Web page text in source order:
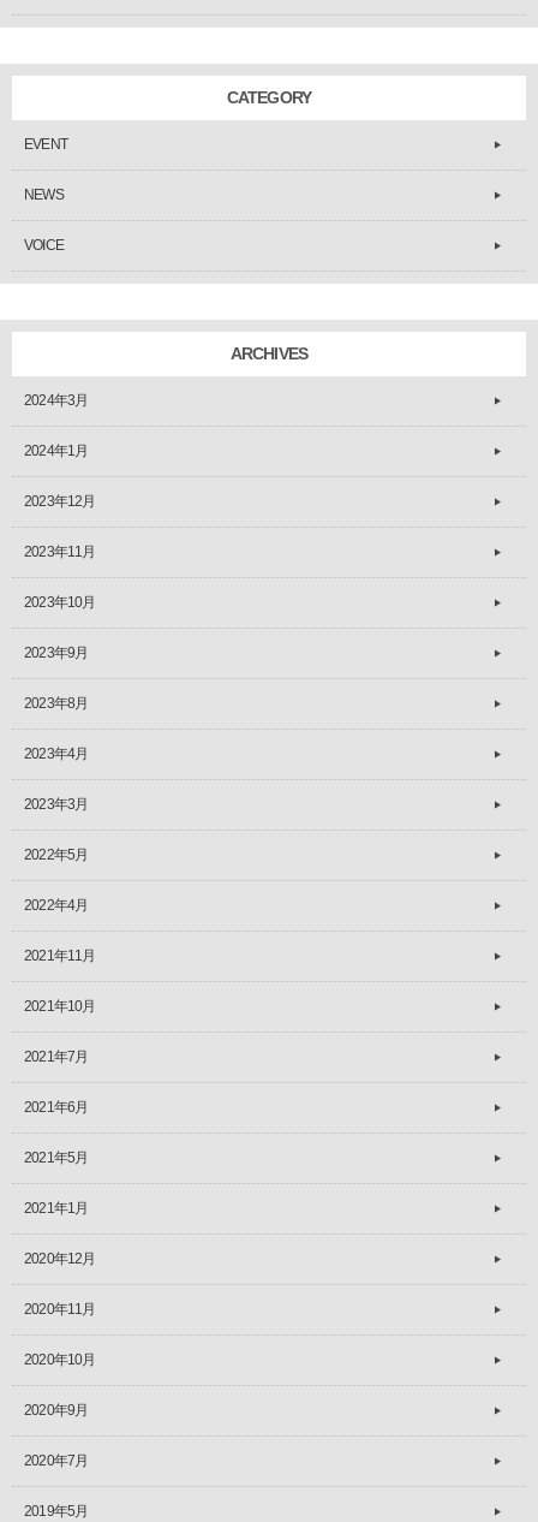
CATEGORY
EVENT
NEWS
VOICE
ARCHIVES
2024年3月
2024年1月
2023年12月
2023年11月
2023年10月
2023年9月
2023年8月
2023年4月
2023年3月
2022年5月
2022年4月
2021年11月
2021年10月
2021年7月
2021年6月
2021年5月
2021年1月
2020年12月
2020年11月
2020年10月
2020年9月
2020年7月
2019年5月